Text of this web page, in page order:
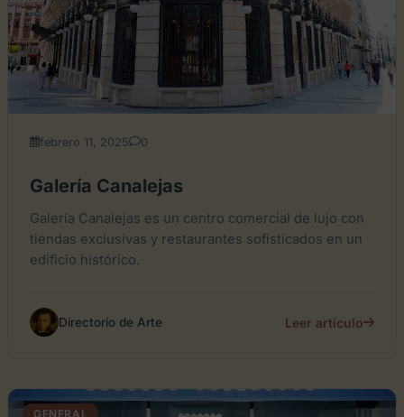
febrero 11, 2025 0
Galería Canalejas
Galería Canalejas es un centro comercial de lujo con
tiendas exclusivas y restaurantes sofisticados en un
edificio histórico.
Directorio de Arte Leer artículo
GENERAL